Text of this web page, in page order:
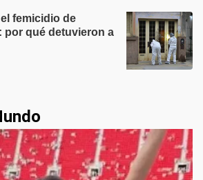
femicidio de
por qué detuvieron a